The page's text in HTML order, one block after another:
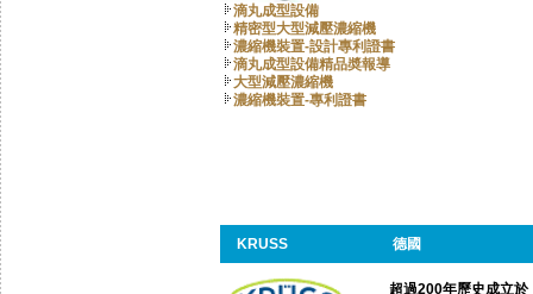
滴丸成型設備
精密型大型減壓濃縮機
濃縮機裝置-設計專利證書
滴丸成型設備精品奬報導
大型減壓濃縮機
濃縮機裝置-專利證書
KRUSS 德國
超過200年歷史成立於